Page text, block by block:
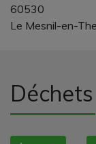
60530
Le Mesnil-en-